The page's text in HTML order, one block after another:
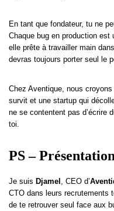
En tant que fondateur, tu ne
Chaque bug en production
elle prête à travailler main
devras toujours porter seul le
Chez Aventique, nous
survit et une startup qui
ne se contentent pas d’écrire
toi.
PS –
Je suis Djamel , CEO d’
CTO dans leurs recrutements
de te retrouver seul face aux